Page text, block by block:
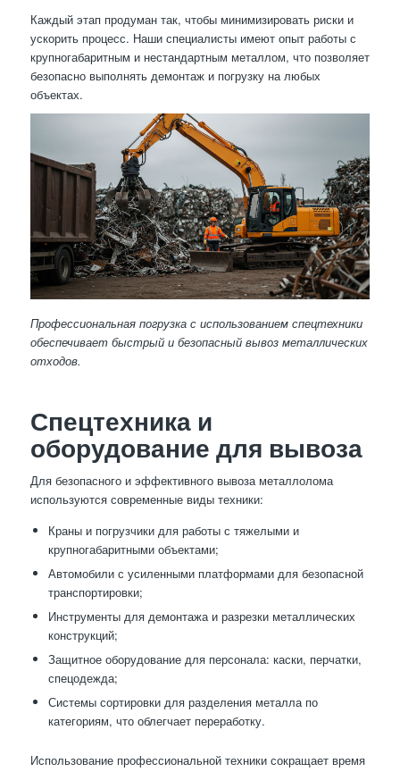
Каждый этап продуман так, чтобы минимизировать риски и
ускорить процесс. Наши специалисты имеют опыт работы с
крупногабаритным и нестандартным металлом, что позволяет
безопасно выполнять демонтаж и погрузку на любых
объектах.
Профессиональная погрузка с использованием спецтехники
обеспечивает быстрый и безопасный вывоз металлических
отходов.
Спецтехника и
оборудование для вывоза
Для безопасного и эффективного вывоза металлолома
используются современные виды техники:
Краны и погрузчики для работы с тяжелыми и
крупногабаритными объектами;
Автомобили с усиленными платформами для безопасной
транспортировки;
Инструменты для демонтажа и разрезки металлических
конструкций;
Защитное оборудование для персонала: каски, перчатки,
спецодежда;
Системы сортировки для разделения металла по
категориям, что облегчает переработку.
Использование профессиональной техники сокращает время